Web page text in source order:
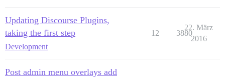
Updating Discourse Plugins,
taking the first step
Development
12 3880
22. März
2016
Post admin menu overlays add